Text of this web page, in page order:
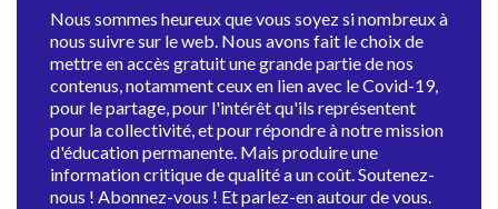
Nous sommes heureux que vous soyez si nombreux à
nous suivre sur le web. Nous avons fait le choix de
mettre en accès gratuit une grande partie de nos
contenus, notamment ceux en lien avec le Covid-19,
pour le partage, pour l'intérêt qu'ils représentent
pour la collectivité, et pour répondre à notre mission
d'éducation permanente. Mais produire une
information critique de qualité a un coût. Soutenez-
nous ! Abonnez-vous ! Et parlez-en autour de vous.